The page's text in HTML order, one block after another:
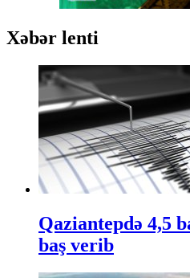
Xəbər lenti
Qaziantepdə 4,5
baş verib